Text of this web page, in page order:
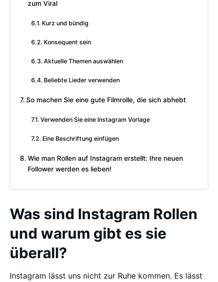
zum Viral
Kurz und bündig
Konsequent sein
Aktuelle Themen auswählen
Beliebte Lieder verwenden
So machen Sie eine gute Filmrolle, die sich abhebt
Verwenden Sie eine Instagram Vorlage
Eine Beschriftung einfügen
Wie man Rollen auf Instagram erstellt: Ihre neuen
Follower werden es lieben!
Was sind Instagram Rollen
und warum gibt es sie
überall?
Instagram lässt uns nicht zur Ruhe kommen. Es lässt